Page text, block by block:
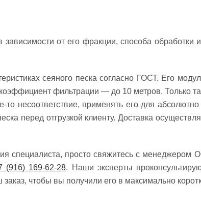
зависимости от его фракции, способа
сеяного песка согласно ГОСТ. Его
фильтрации — до 10 метров. Только
то несоответствие, применять его для
перед отгрузкой клиенту. Доставка
специалиста, просто свяжитесь с
(916) 169-62-28. Наши эксперты
чтобы вы получили его в максимально